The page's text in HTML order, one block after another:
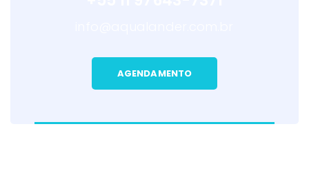
AGENDAMENTO